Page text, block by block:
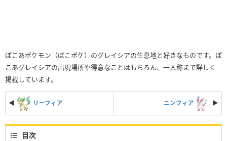
ぽこあポケモン（ぽこポケ）のグレイシアの生息地と好きなものです。ぽ
こあグレイシアの出現場所や得意なことはもちろん、一人称まで詳しく
掲載しています。
◀ リーフィア ニンフィア ▶︎
目次